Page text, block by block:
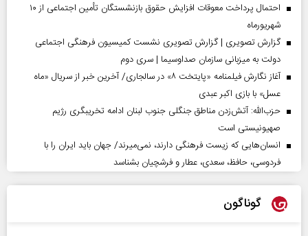
احتمال پرداخت معوقات افزایش حقوق بازنشستگان تأمین اجتماعی از ۱۰
شهریورماه
گزارش تصویری | گزارش تصویری نشست کمیسیون فرهنگی اجتماعی
دولت به میزبانی سازمان صداوسیما | سری دوم
آغاز نگارش فیلمنامه «پایتخت ۸» در سالجاری/ آخرین خبر از سریال «ماه
عسل» با بازی اکبر عبدی
حزب‌الله: آتش‌زدن مناطق جنگلی جنوب لبنان ادامه تخریبگری رژیم
صهیونیستی است
انسان‌هایی که زیست فرهنگی دارند، نمی‌میرند/ جهان باید ایران را با
فردوسی، حافظ، سعدی، عطار و فرشچیان بشناسد
گوناگون